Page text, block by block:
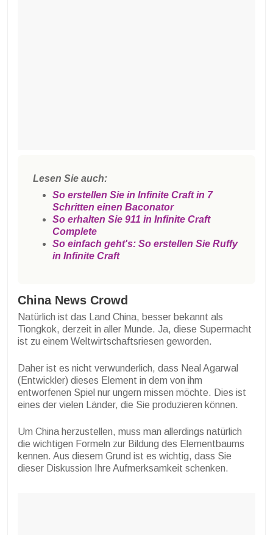
Lesen Sie auch:
So erstellen Sie in Infinite Craft in 7
Schritten einen Baconator
So erhalten Sie 911 in Infinite Craft
Complete
So einfach geht's: So erstellen Sie Ruffy
in Infinite Craft
China News Crowd
Natürlich ist das Land China, besser bekannt als
Tiongkok, derzeit in aller Munde. Ja, diese Supermacht
ist zu einem Weltwirtschaftsriesen geworden.
Daher ist es nicht verwunderlich, dass Neal Agarwal
(Entwickler) dieses Element in dem von ihm
entworfenen Spiel nur ungern missen möchte. Dies ist
eines der vielen Länder, die Sie produzieren können.
Um China herzustellen, muss man allerdings natürlich
die wichtigen Formeln zur Bildung des Elementbaums
kennen. Aus diesem Grund ist es wichtig, dass Sie
dieser Diskussion Ihre Aufmerksamkeit schenken.